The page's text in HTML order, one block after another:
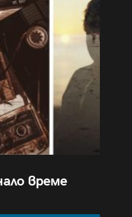
време